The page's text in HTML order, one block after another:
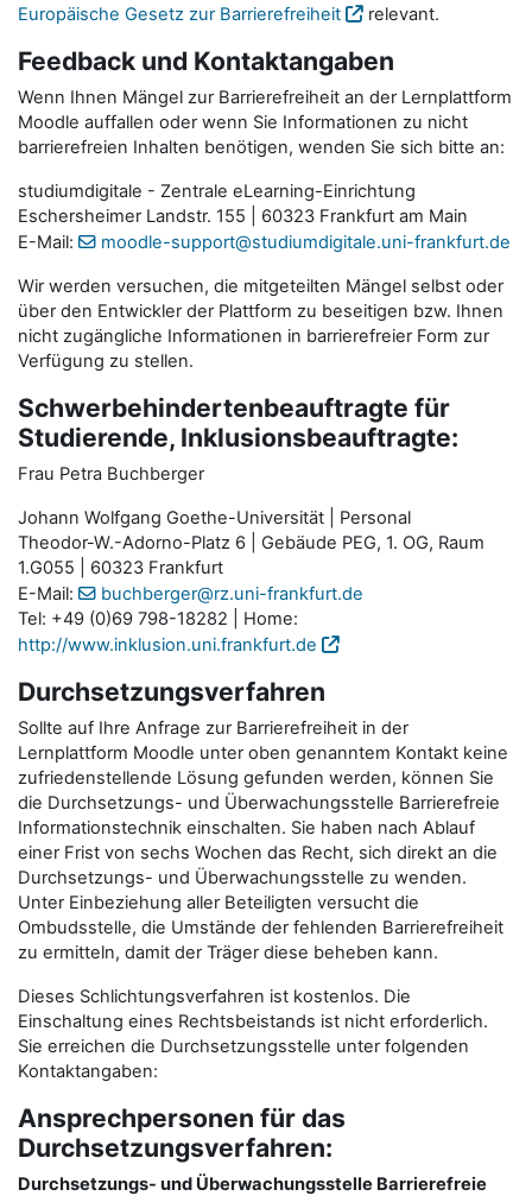
Europäische Gesetz zur Barrierefreiheit
relevant.
Feedback und Kontaktangaben
Wenn Ihnen Mängel zur Barrierefreiheit an der Lernplattform
Moodle auffallen oder wenn Sie Informationen zu nicht
barrierefreien Inhalten benötigen, wenden Sie sich bitte an:
studiumdigitale - Zentrale eLearning-Einrichtung
Eschersheimer Landstr. 155 | 60323 Frankfurt am Main
E-Mail:
moodle-support@studiumdigitale.uni-frankfurt.de
Wir werden versuchen, die mitgeteilten Mängel selbst oder
über den Entwickler der Plattform zu beseitigen bzw. Ihnen
nicht zugängliche Informationen in barrierefreier Form zur
Verfügung zu stellen.
Schwerbehindertenbeauftragte für
Studierende, Inklusionsbeauftragte:
Frau Petra Buchberger
Johann Wolfgang Goethe-Universität | Personal
Theodor-W.-Adorno-Platz 6 | Gebäude PEG, 1. OG, Raum
1.G055 | 60323 Frankfurt
E-Mail:
buchberger@rz.uni-frankfurt.de
Tel: +49 (0)69 798-18282 | Home:
http://www.inklusion.uni.frankfurt.de
Durchsetzungsverfahren
Sollte auf Ihre Anfrage zur Barrierefreiheit in der
Lernplattform Moodle unter oben genanntem Kontakt keine
zufriedenstellende Lösung gefunden werden, können Sie
die Durchsetzungs- und Überwachungsstelle Barrierefreie
Informationstechnik einschalten. Sie haben nach Ablauf
einer Frist von sechs Wochen das Recht, sich direkt an die
Durchsetzungs- und Überwachungsstelle zu wenden.
Unter Einbeziehung aller Beteiligten versucht die
Ombudsstelle, die Umstände der fehlenden Barrierefreiheit
zu ermitteln, damit der Träger diese beheben kann.
Dieses Schlichtungsverfahren ist kostenlos. Die
Einschaltung eines Rechtsbeistands ist nicht erforderlich.
Sie erreichen die Durchsetzungsstelle unter folgenden
Kontaktangaben:
Ansprechpersonen für das
Durchsetzungsverfahren:
Durchsetzungs- und Überwachungsstelle Barrierefreie